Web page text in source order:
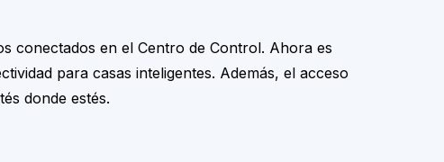
conectados en el Centro de Control. Ahora es
para casas inteligentes. Además, el acceso
donde estés.